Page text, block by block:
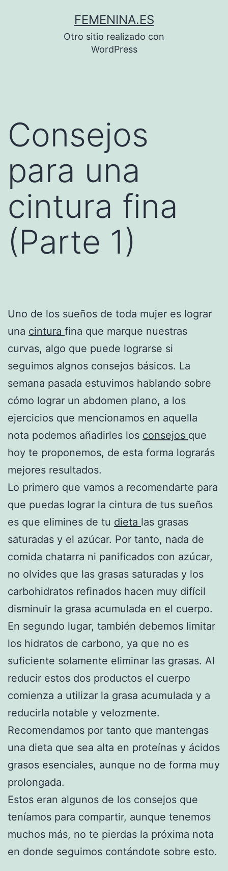
FEMENINA.ES
Otro sitio realizado con
WordPress
Consejos
para una
cintura fina
(Parte 1)
Uno de los sueños de toda mujer es lograr
una cintura fina que marque nuestras
curvas, algo que puede lograrse si
seguimos algnos consejos básicos. La
semana pasada estuvimos hablando sobre
cómo lograr un abdomen plano, a los
ejercicios que mencionamos en aquella
nota podemos añadirles los consejos que
hoy te proponemos, de esta forma lograrás
mejores resultados.
Lo primero que vamos a recomendarte para
que puedas lograr la cintura de tus sueños
es que elimines de tu dieta las grasas
saturadas y el azúcar. Por tanto, nada de
comida chatarra ni panificados con azúcar,
no olvides que las grasas saturadas y los
carbohidratos refinados hacen muy difícil
disminuir la grasa acumulada en el cuerpo.
En segundo lugar, también debemos limitar
los hidratos de carbono, ya que no es
suficiente solamente eliminar las grasas. Al
reducir estos dos productos el cuerpo
comienza a utilizar la grasa acumulada y a
reducirla notable y velozmente.
Recomendamos por tanto que mantengas
una dieta que sea alta en proteínas y ácidos
grasos esenciales, aunque no de forma muy
prolongada.
Estos eran algunos de los consejos que
teníamos para compartir, aunque tenemos
muchos más, no te pierdas la próxima nota
en donde seguimos contándote sobre esto.